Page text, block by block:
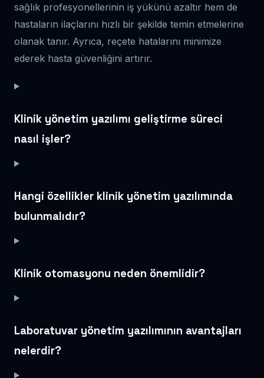
sağlık profesyonellerinin iş yükünü azaltır hem de
hastaların ilaçlarını hızlı bir şekilde temin etmelerine
olanak tanır. Ayrıca, reçete hatalarını minimize
ederek hasta güvenliğini artırır.
Klinik yönetim yazılımı geliştirme süreci
nasıl işler?
Hangi özellikler klinik yönetim yazılımında
bulunmalıdır?
Klinik otomasyonu neden önemlidir?
Laboratuvar yönetim yazılımının avantajları
nelerdir?